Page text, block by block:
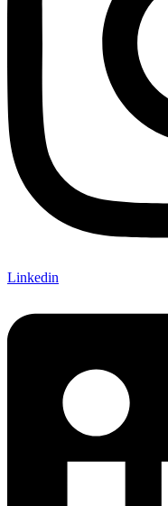
Linkedin